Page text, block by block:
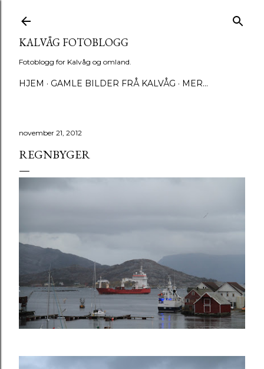
KALVÅG FOTOBLOGG
Fotoblogg for Kalvåg og omland.
HJEM GAMLE BILDER FRÅ KALVÅG MER…
november 21, 2012
REGNBYGER